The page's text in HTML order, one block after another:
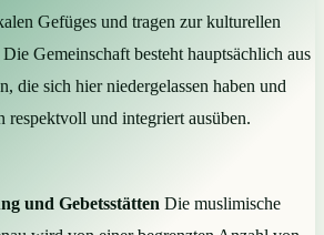
Gefüges und tragen zur kulturellen
Gemeinschaft besteht hauptsächlich aus
die sich hier niedergelassen haben und
respektvoll und integriert ausüben.
und Gebetsstätten Die muslimische